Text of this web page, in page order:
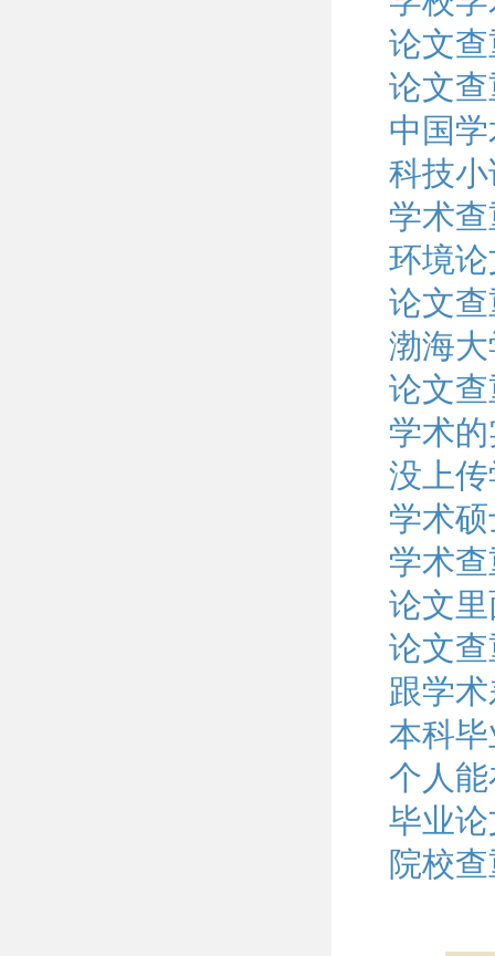
论文
论文
中国
科技
学术
环境
论文
渤海
论文
学术
没上
学术
学术
论文
论文
跟学
本科
个人
毕业
院校